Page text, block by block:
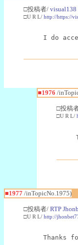
□投稿者/ visual138
□U R L/ http://https://
I do
■1976 /
□投稿
□U R L/
■1977 /inTopicNo.1975)
□投稿者/ RTP
□U R L/ http://
Thanks